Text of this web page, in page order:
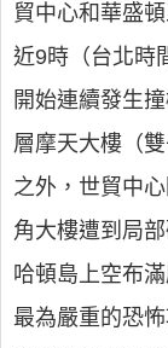
貿中心和華盛
近9時（台北時
開始連續發生
層摩天大樓（
之外，世貿中
角大樓遭到局
哈頓島上空布
最為嚴重的恐